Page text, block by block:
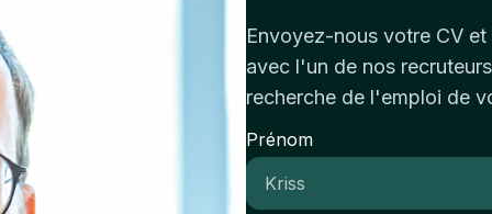
Envoyez-nous votre CV
avec l'un de nos
recherche de l'emploi de
Prénom